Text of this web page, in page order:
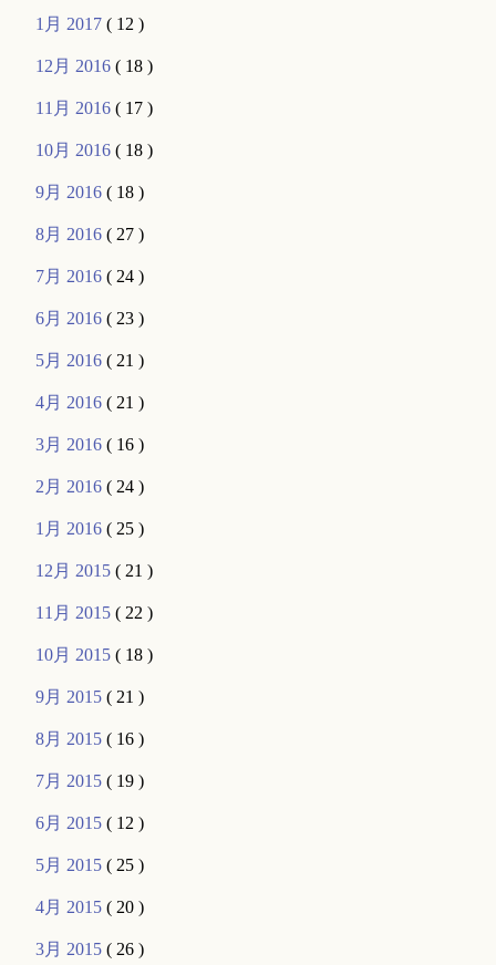
1月 2017( 12 )
12月 2016( 18 )
11月 2016( 17 )
10月 2016( 18 )
9月 2016( 18 )
8月 2016( 27 )
7月 2016( 24 )
6月 2016( 23 )
5月 2016( 21 )
4月 2016( 21 )
3月 2016( 16 )
2月 2016( 24 )
1月 2016( 25 )
12月 2015( 21 )
11月 2015( 22 )
10月 2015( 18 )
9月 2015( 21 )
8月 2015( 16 )
7月 2015( 19 )
6月 2015( 12 )
5月 2015( 25 )
4月 2015( 20 )
3月 2015( 26 )